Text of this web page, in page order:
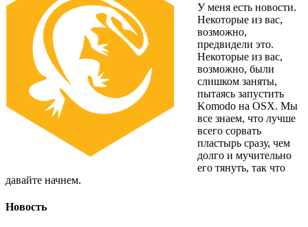
У меня есть новости.
Некоторые из вас,
возможно,
предвидели это.
Некоторые из вас,
возможно, были
слишком заняты,
пытаясь запустить
Komodo на OSX. Мы
все знаем, что лучше
всего сорвать
пластырь сразу, чем
долго и мучительно
его тянуть, так что
давайте начнем.
Новость